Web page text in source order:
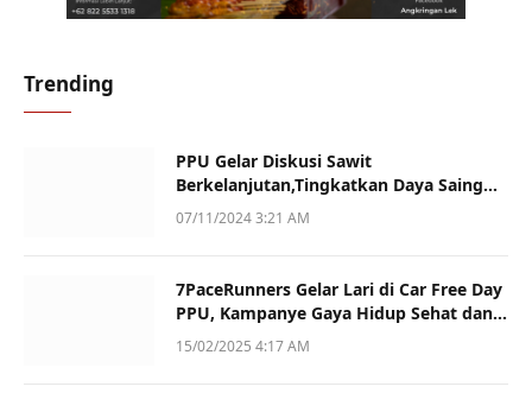
Trending
PPU Gelar Diskusi Sawit
Berkelanjutan,Tingkatkan Daya Saing
dan Kualitas
07/11/2024 3:21 AM
7PaceRunners Gelar Lari di Car Free Day
PPU, Kampanye Gaya Hidup Sehat dan
Dukung UMKM
15/02/2025 4:17 AM